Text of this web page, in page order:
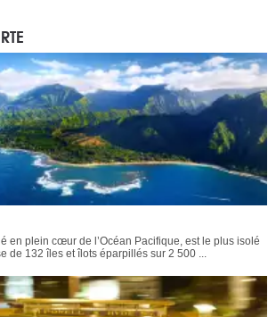
en plein cœur de l’Océan Pacifique, est le plus isolé
de 132 îles et îlots éparpillés sur 2 500 ...